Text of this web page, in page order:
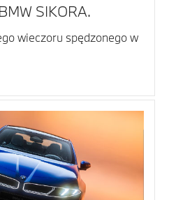
SIKORA.
wieczoru spędzonego w